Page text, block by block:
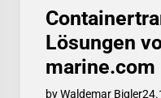
Lösungen
marine.com
by Waldemar Bigler